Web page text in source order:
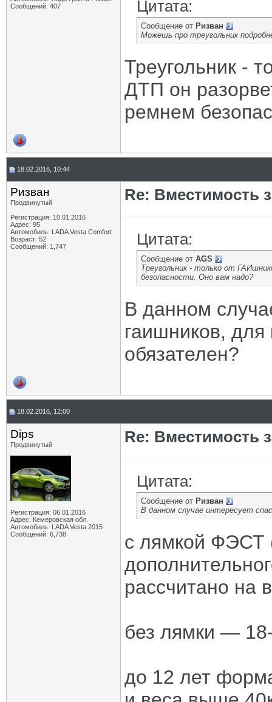
Сообщений: 407
Цитата:
Сообщение от Ризван
Можешь про треугольник
Треугольник -
ДТП он
ремнем
18.02.2016, 10:44
Ризван
Продвинутый
Регистрация: 10.01.2016
Адрес: 95
Автомобиль: LADA Vesta Сomfort
Возраст: 52
Сообщений: 1,747
Re: Вместимость
Цитата:
Сообщение от AGS
Треугольник - только от
безопасности. Оно вам надо?
В данном
гаишников, для
обязателен?
18.02.2016, 12:00
Dips
Продвинутый
Регистрация: 06.01.2016
Адрес: Кемеровская обл.
Автомобиль: LADA Vesta 2015
Сообщений: 6,738
Re: Вместимость
Цитата:
Сообщение от Ризван
В данном случае интересует
с лямкой ФЭСТ
рассчитано на
без лямки — 18-
до 12 лет